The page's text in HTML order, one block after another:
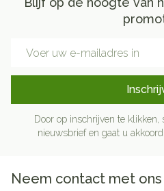
Door op inschrijven te
nieuwsbrief en gaat u
Neem contact met